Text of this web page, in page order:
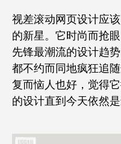
视差滚动网页设计应
的新星。它时尚而抢
先锋最潮流的设计趋
都不约而同地疯狂追
复而恼人也好，觉得
的设计直到今天依然